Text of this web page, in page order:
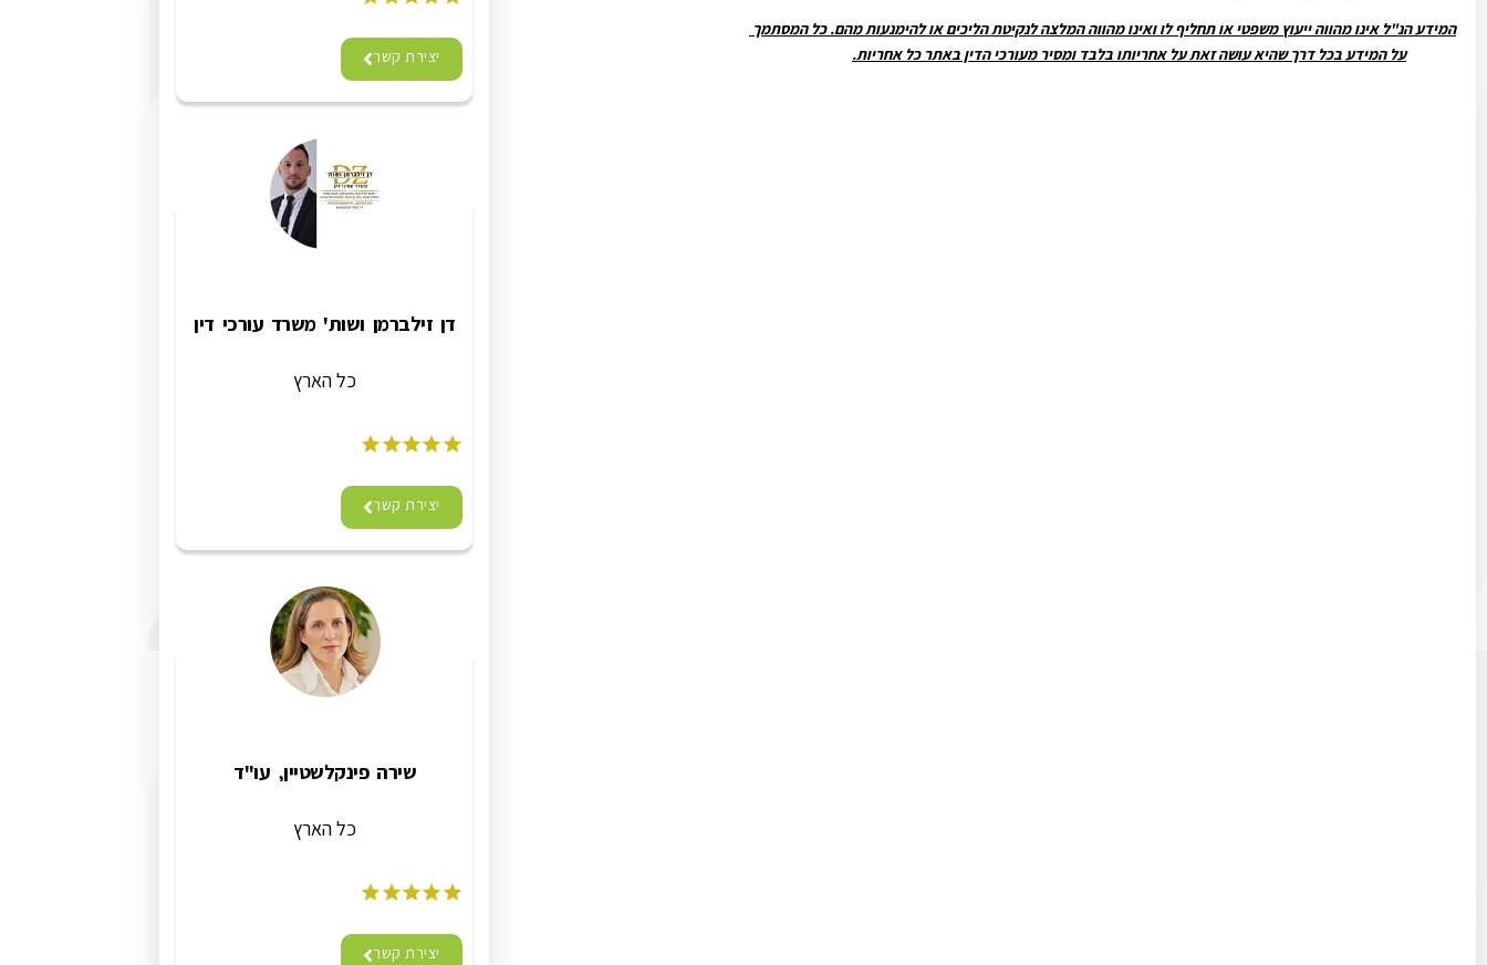
המידע הנ"ל אינו מהווה ייעוץ משפטי או תחליף לו ואינו מהווה המלצה לנקיטת הליכים או להימנעות מהם. כל המסתמך
על המידע בכל דרך שהיא עושה זאת על אחריותו בלבד ומסיר מעורכי הדין באתר כל אחריות.
יצירת קשר
דן זילברמן ושות' משרד עורכי דין
כל הארץ
יצירת קשר
שירה פינקלשטיין, עו"ד
כל הארץ
יצירת קשר